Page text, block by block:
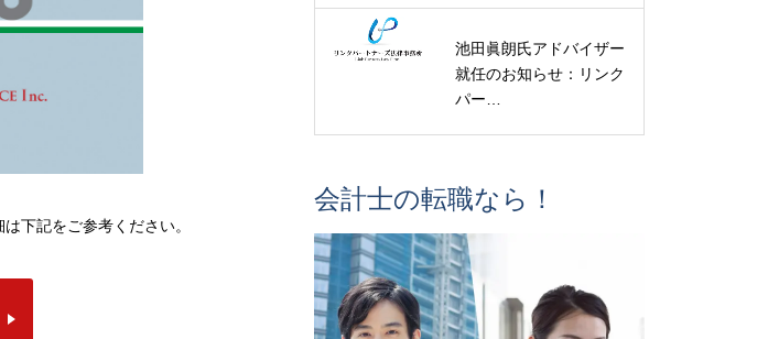
下記をご参考ください。
池田眞朗氏アドバイザー
就任のお知らせ：リンク
パー…
会計士の転職なら！